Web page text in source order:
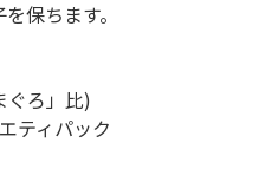
保ちます。
ぐろ」比)
ティパック